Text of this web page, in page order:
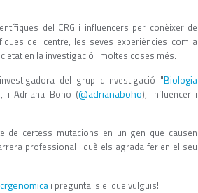
del CRG i influencers per conèixer de
del centre, les seves experiències com a
en la investigació i moltes coses més.
del grup d'investigació "Biologia
i Adriana Boho (@adrianaboho), influencer i
de certess mutacions en un gen que causen
professional i què els agrada fer en el seu
i pregunta'ls el que vulguis!